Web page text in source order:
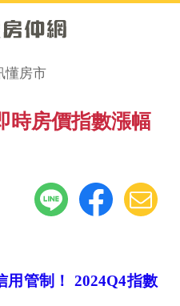
懂房市
時房價指數漲幅
用管制！ 2024Q4指數